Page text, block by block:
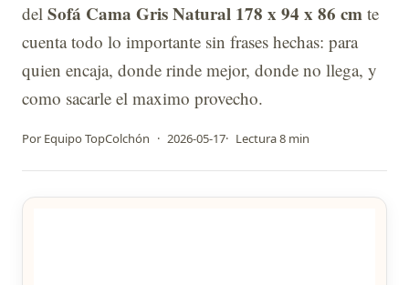
del Sofá Cama Gris Natural 178 x 94 x 86 cm te
cuenta todo lo importante sin frases hechas: para
quien encaja, donde rinde mejor, donde no llega, y
como sacarle el maximo provecho.
Por Equipo TopColchón · 2026-05-17· Lectura 8 min